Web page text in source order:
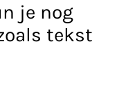
je nog
tekst